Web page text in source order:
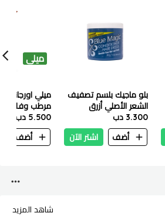
بلو ماجيك بلسم تصفيف
الشعر الأصلي أزرق
340جرام
3.300 دب
أضف
اشتر الآن
ميلي
ميلي
مرطب وفك
بالرمان والعسل 355
5.500 دب
أضف
شاهد المزيد